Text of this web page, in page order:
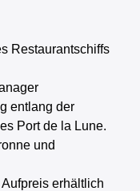
Restaurantschiffs
entlang der
Port de la Lune.
und
erhältlich